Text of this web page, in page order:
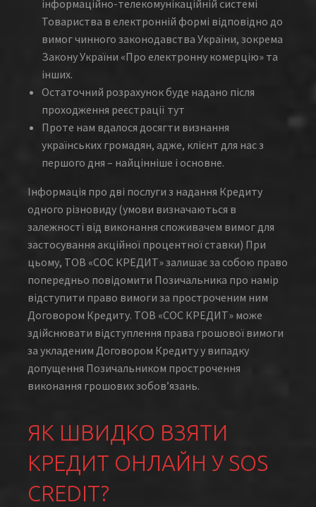
інформаційно-телекомунікаційній системі
Товариства в електронній формі відповідно до
вимог чинного законодавства України, зокрема
Закону України «Про електронну комерцію» та
інших.
Остаточний розрахунок буде надано після
проходження реєстрації тут
Проте нам вдалося досягти визнання
українських громадян, адже, клієнт для нас з
першого дня – найцінніше і основне.
Інформація про дві послуги з надання Кредиту
одного різновиду (умови визначаються в
залежності від виконання споживачем вимог для
застосування акційної процентної ставки) При
цьому, ТОВ «СОС КРЕДИТ» залишає за собою право
попередньо повідомити Позичальника про намір
відступити право вимоги за простроченим ним
Договором Кредиту. ТОВ «СОС КРЕДИТ» може
здійснювати відступлення права грошової вимоги
за укладеним Договором Кредиту у випадку
допущення Позичальником прострочення
виконання грошових зобов’язань.
ЯК ШВИДКО ВЗЯТИ
КРЕДИТ ОНЛАЙН У SOS
CREDIT?